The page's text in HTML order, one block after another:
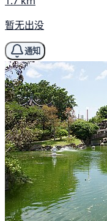
暂无出没
通知